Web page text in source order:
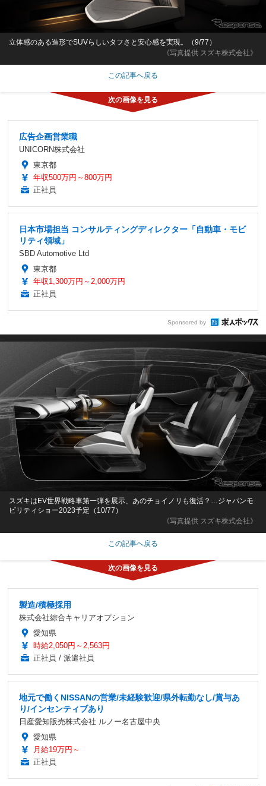
《写真提供 スズキ株式会社》
立体感のある造形でSUVらしいタフさと安心感を実現。（9/77）
この記事へ戻る
広告企画営業職
UNICORN株式会社
東京都
年収500万円～800万円
正社員
日本市場担当 コンサルティングディレクター「自動車・モビ
リティ領域」
SBD Automotive Ltd
東京都
年収1,300万円～2,000万円
正社員
Sponsored by
《写真提供 スズキ株式会社》
スズキはEV世界戦略車第一弾を展示、あのチョイノリも復活？…ジャパンモ
ビリティショー2023予定（10/77）
この記事へ戻る
製造/積極採用
株式会社綜合キャリアオプション
愛知県
時給2,050円～2,563円
正社員 / 派遣社員
地元で働くNISSANの営業/未経験歓迎/県外転勤なし/賞与あ
り/インセンティブあり
日産愛知販売株式会社 ルノー名古屋中央
愛知県
月給19万円～
正社員